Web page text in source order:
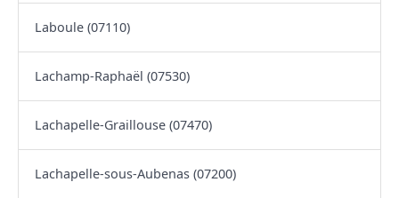
Laboule (07110)
Lachamp-Raphaël (07530)
Lachapelle-Graillouse (07470)
Lachapelle-sous-Aubenas (07200)